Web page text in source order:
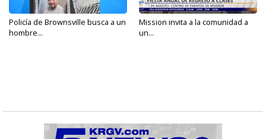
Policía de Brownsville busca a un
hombre...
Mission invita a la comunidad a
un...